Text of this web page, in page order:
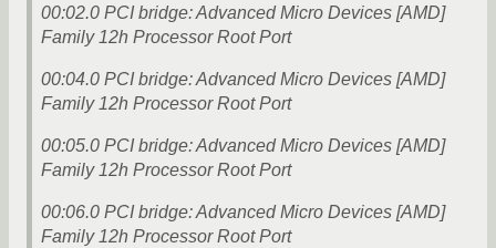
00:02.0 PCI bridge: Advanced Micro Devices [AMD]
Family 12h Processor Root Port
00:04.0 PCI bridge: Advanced Micro Devices [AMD]
Family 12h Processor Root Port
00:05.0 PCI bridge: Advanced Micro Devices [AMD]
Family 12h Processor Root Port
00:06.0 PCI bridge: Advanced Micro Devices [AMD]
Family 12h Processor Root Port